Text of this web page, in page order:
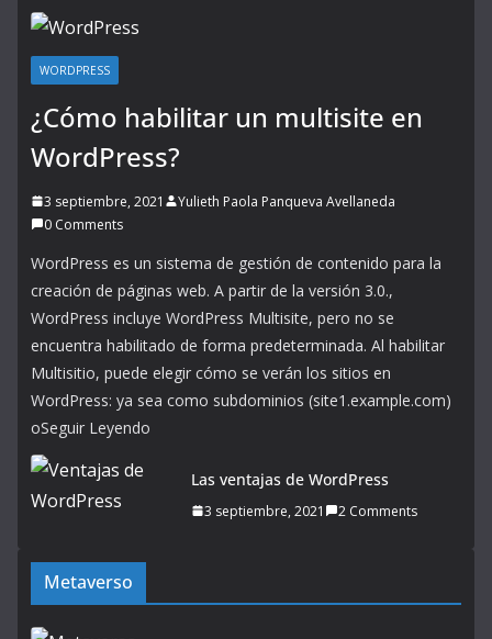
WORDPRESS
¿Cómo habilitar un multisite en
WordPress?
3 septiembre, 2021
Yulieth Paola Panqueva Avellaneda
0 Comments
WordPress es un sistema de gestión de contenido para la
creación de páginas web. A partir de la versión 3.0.,
WordPress incluye WordPress Multisite, pero no se
encuentra habilitado de forma predeterminada. Al habilitar
Multisitio, puede elegir cómo se verán los sitios en
WordPress: ya sea como subdominios (site1.example.com)
oSeguir Leyendo
Las ventajas de WordPress
3 septiembre, 2021 2 Comments
Metaverso